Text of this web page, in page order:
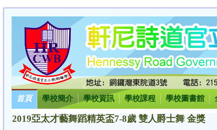
首頁 學校簡介 學校資訊 學校課程 學校圖書館
2019亞太才藝舞蹈精英盃7-8歲 雙人爵士舞 金獎